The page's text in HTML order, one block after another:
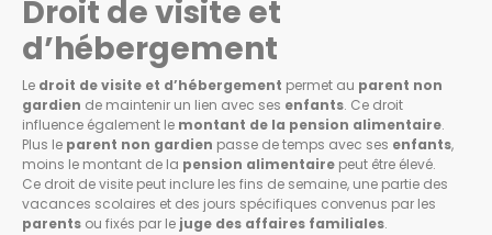
Droit de visite et
d’hébergement
Le droit de visite et d’hébergement permet au parent non
gardien de maintenir un lien avec ses enfants. Ce droit
influence également le montant de la pension alimentaire.
Plus le parent non gardien passe de temps avec ses enfants,
moins le montant de la pension alimentaire peut être élevé.
Ce droit de visite peut inclure les fins de semaine, une partie des
vacances scolaires et des jours spécifiques convenus par les
parents ou fixés par le juge des affaires familiales.